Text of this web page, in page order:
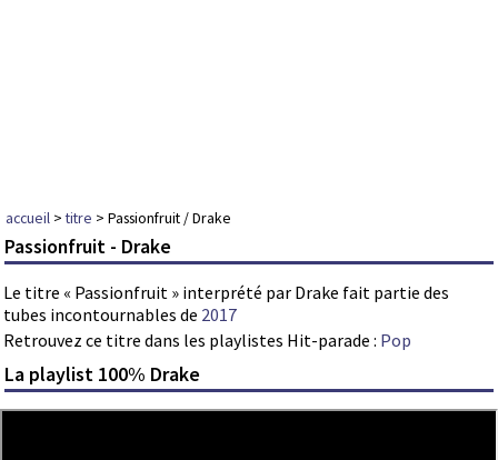
accueil >titre > Passionfruit / Drake
Passionfruit - Drake
Le titre « Passionfruit » interprété par Drake fait partie des
tubes incontournables de 2017
Retrouvez ce titre dans les playlistes Hit-parade : Pop
La playlist 100% Drake